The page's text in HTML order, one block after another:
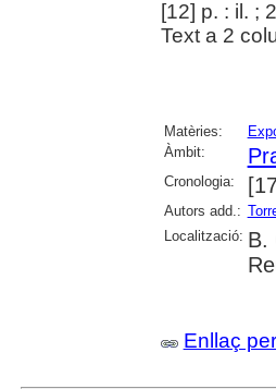
[12] p. : il. ;
Text a 2
Matèries:
Àmbit:
Cronologia:
Autors add.:
Localització: B.
Enllaç